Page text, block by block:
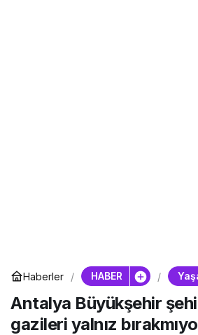
Haberler HABER
Antalya Büyükşehir
gazileri yalnız